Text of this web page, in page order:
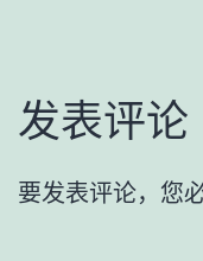
发表评论
要发表评论，您